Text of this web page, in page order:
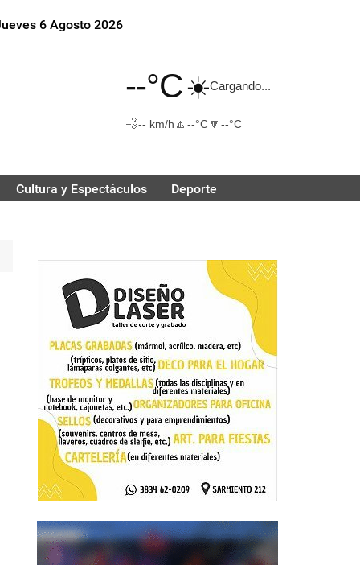
6 Agosto 2026
--°C☀️Cargando...
💨-- km/h 🔼 --°C🔽 --°C
Cultura y Espectáculos Deporte